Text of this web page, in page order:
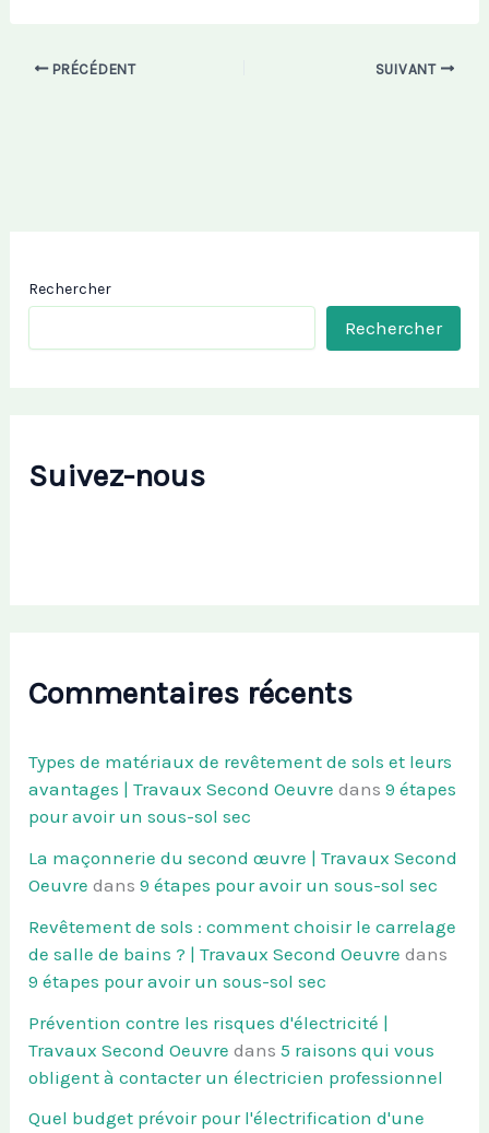
PRÉCÉDENT SUIVANT
Rechercher
Rechercher
Suivez-nous
Commentaires récents
Types de matériaux de revêtement de sols et leurs
avantages | Travaux Second Oeuvre dans9 étapes
pour avoir un sous-sol sec
La maçonnerie du second œuvre | Travaux Second
Oeuvre dans9 étapes pour avoir un sous-sol sec
Revêtement de sols : comment choisir le carrelage
de salle de bains ? | Travaux Second Oeuvre dans
9 étapes pour avoir un sous-sol sec
Prévention contre les risques d'électricité |
Travaux Second Oeuvre dans5 raisons qui vous
obligent à contacter un électricien professionnel
Quel budget prévoir pour l'électrification d'une